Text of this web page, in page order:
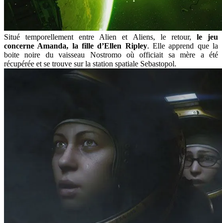
Situé temporellement entre Alien et Aliens, le retour, le jeu
concerne Amanda, la fille d’Ellen Ripley. Elle apprend que la
boite noire du vaisseau Nostromo où officiait sa mère a été
récupérée et se trouve sur la station spatiale Sebastopol.